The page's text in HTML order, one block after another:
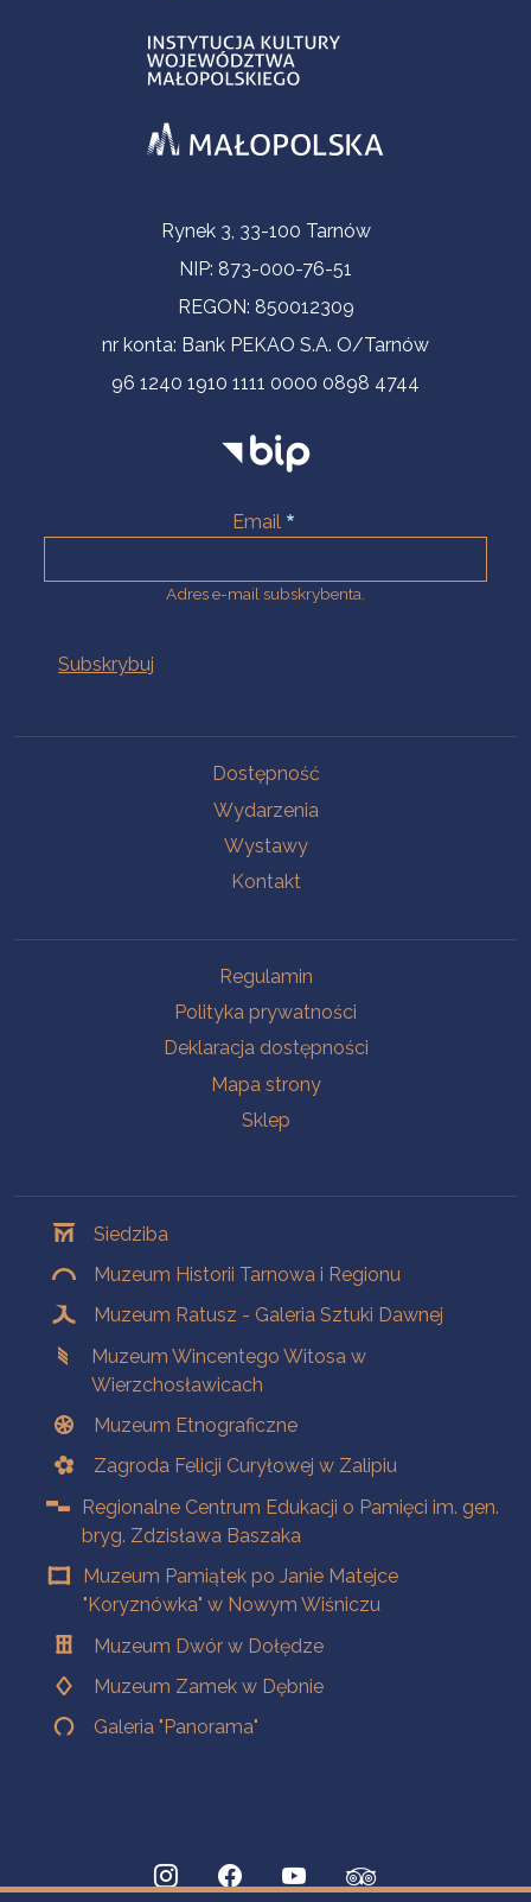
Informacje kontaktoweRynek 3, 33-100 Tarnów
NIP: 873-000-76-51
REGON: 850012309
nr konta: Bank PEKAO S.A. O/Tarnów
96 1240 1910 1111 0000 0898 4744
Email
Adres e-mail subskrybenta.
Dostępność
Wydarzenia
Wystawy
Kontakt
Regulamin
Polityka prywatności
Deklaracja dostępności
Mapa strony
Sklep
Siedziba
Muzeum Historii Tarnowa i Regionu
Muzeum Ratusz - Galeria Sztuki Dawnej
Muzeum Wincentego Witosa w
Wierzchosławicach
Muzeum Etnograficzne
Zagroda Felicji Curyłowej w Zalipiu
Regionalne Centrum Edukacji o Pamięci im. gen.
bryg. Zdzisława Baszaka
Muzeum Pamiątek po Janie Matejce
"Koryznówka" w Nowym Wiśniczu
Muzeum Dwór w Dołędze
Muzeum Zamek w Dębnie
Galeria "Panorama"